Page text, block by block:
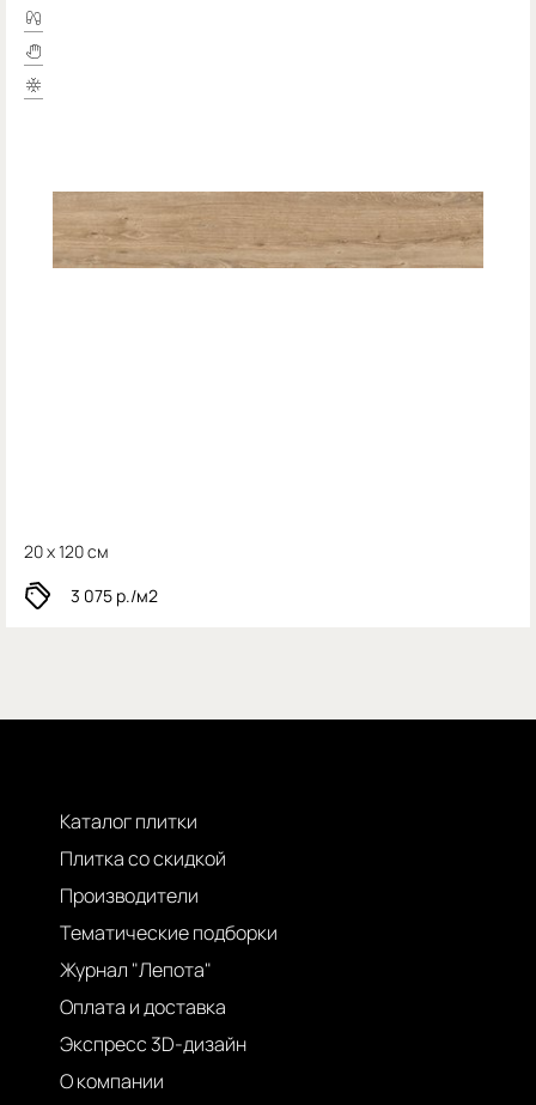
20 x 120 см
3 075 р./м2
Каталог плитки
Плитка со скидкой
Производители
Тематические подборки
Журнал "Лепота"
Оплата и доставка
Экспресс 3D-дизайн
О компании